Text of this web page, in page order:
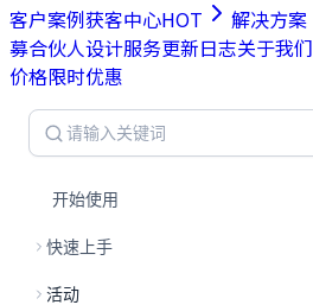
客户案例获客中心HOT 解决方案
募合伙人设计服务更新日志关于我们
价格限时优惠
开始使用
快速上手
活动